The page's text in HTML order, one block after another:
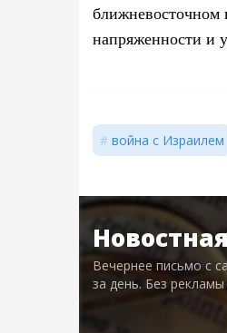
ближневосточном
напряженности и
война с Израилем
Вечернее письмо с
за день. Без